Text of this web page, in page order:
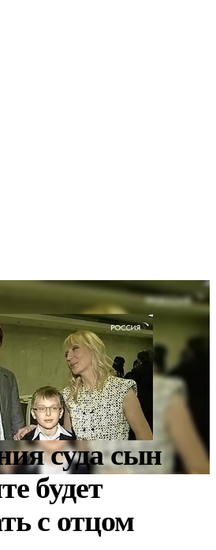
суда сын
будет
с отцом